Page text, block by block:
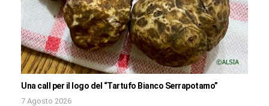
Una call per il logo del “Tartufo Bianco Serrapotamo”
7 Agosto 2026